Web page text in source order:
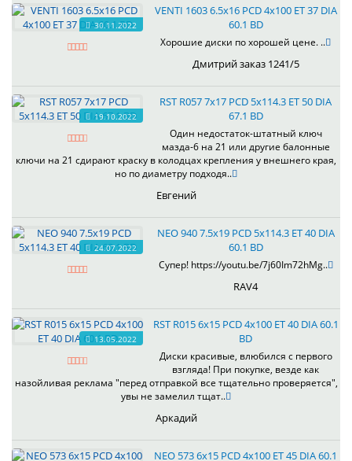
30.11.2022
VENTI 1603 6.5x16 PCD 4x100 ET 37 DIA
60.1 BD
Хорошие диски по хорошей цене. ..
Дмитрий заказ 1241/5
19.10.2022
RST R057 7x17 PCD 5x114.3 ET 50 DIA
67.1 BD
Один недостаток-штатный ключ
мазда-6 на 21 или другие балонные
ключи на 21 сдирают краску в колодцах крепления у внешнего края,
но по диаметру подходя..
Евгений
24.07.2022
NEO 940 7.5x19 PCD 5x114.3 ET 40 DIA
60.1 BD
Супер! https://youtu.be/7j60Im72hMg..
RAV4
13.05.2022
RST R015 6x15 PCD 4x100 ET 40 DIA 60.1
BD
Диски красивые, влюбился с первого
взгляда! При покупке, везде как
назойливая реклама "перед отправкой все тщательно проверяется",
увы не замелил тщат..
Аркадий
NEO 573 6x15 PCD 4x100 ET 45 DIA 60.1